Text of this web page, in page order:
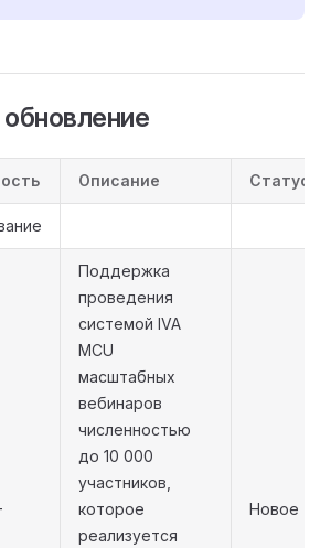
Описание Статус
Поддержка
проведения
системой IVA
MCU
масштабных
вебинаров
численностью
до 10 000
участников,
которое
реализуется
Новое